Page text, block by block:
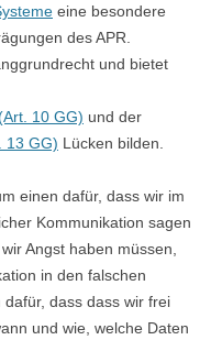
eine besondere
des APR.
und bietet
10 GG) und der
13 GG) Lücken bilden.
einen dafür, dass wir im
Kommunikation sagen
Angst haben müssen,
in den falschen
dass dass wir frei
und wie, welche Daten